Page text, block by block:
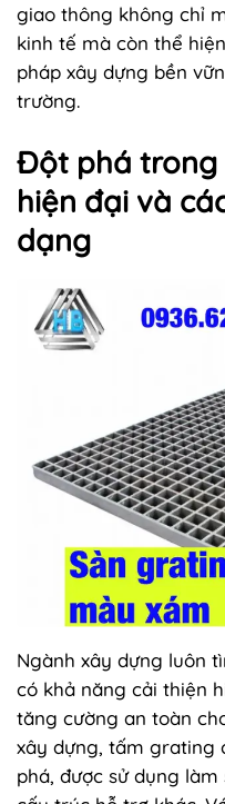
giao thông không chỉ
kinh tế mà còn thể
pháp xây dựng bền
trường.
Đột phá trong
hiện đại và
dạng
Ngành xây dựng luôn
có khả năng cải thiện
tăng cường an toàn
xây dựng, tấm grating
phá, được sử dụng